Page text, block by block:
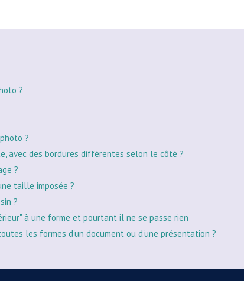
?
?
avec des bordures différentes selon le côté ?
?
taille imposée ?
?
à une forme et pourtant il ne se passe rien
les formes d'un document ou d'une présentation ?